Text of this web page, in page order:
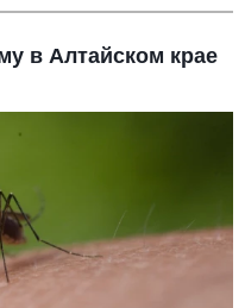
в Алтайском крае